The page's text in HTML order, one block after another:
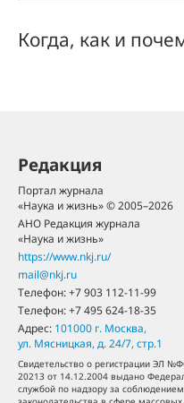
Когда, как и
Редакция
Портал журнала
«Наука и жизнь» © 2005–2026
АНО Редакция журнала
«Наука и жизнь»
https://www.nkj.ru/
mail@nkj.ru
Телефон:+7 903 112-11-99
Телефон:+7 495 624-18-35
Адрес: 101000 г. Москва,
ул. Мясницкая, д. 24/7, стр.1
Свидетельство о регистрации ЭЛ
20213 от 14.12.2004 выдано
службой по надзору за соблюдением